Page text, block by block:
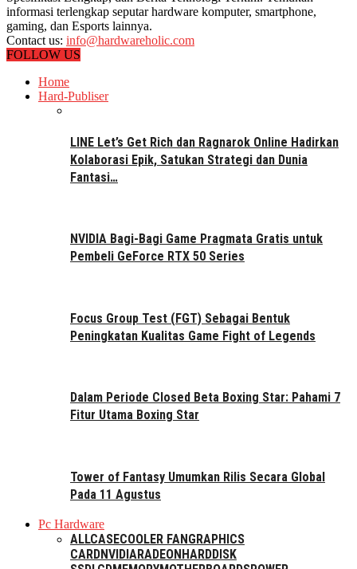
informasi terlengkap seputar hardware komputer, smartphone,
gaming, dan Esports lainnya.
Contact us: info@hardwareholic.com
FOLLOW US
Home
Hard-Publiser
LINE Let’s Get Rich dan Ragnarok Online Hadirkan
Kolaborasi Epik, Satukan Strategi dan Dunia
Fantasi…
NVIDIA Bagi-Bagi Game Pragmata Gratis untuk
Pembeli GeForce RTX 50 Series
Focus Group Test (FGT) Sebagai Bentuk
Peningkatan Kualitas Game Fight of Legends
Dalam Periode Closed Beta Boxing Star: Pahami 7
Fitur Utama Boxing Star
Tower of Fantasy Umumkan Rilis Secara Global
Pada 11 Agustus
Pc Hardware
ALLCASECOOLER FAN GRAPHICS
CARDNVIDIARADEON HARDDISK